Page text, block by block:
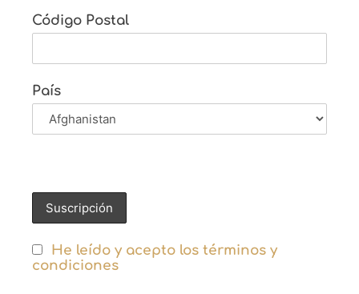
Código Postal
País
He leído y acepto los términos y
condiciones